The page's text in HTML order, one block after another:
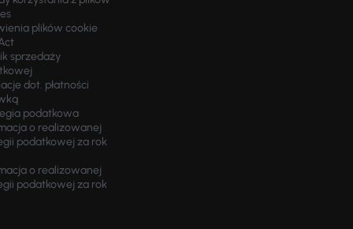
plików cookie
sprzedaży
dot. płatności
podatkowa
o realizowanej
podatkowej za rok
o realizowanej
podatkowej za rok